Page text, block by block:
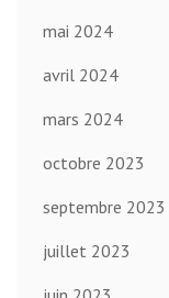
mai 2024
avril 2024
mars 2024
octobre 2023
septembre 2023
juillet 2023